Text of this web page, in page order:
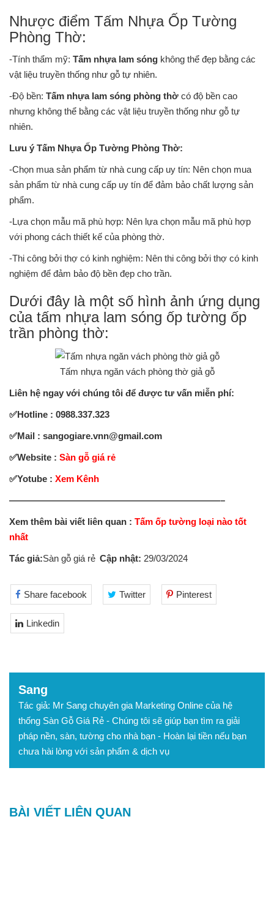
Nhược điểm Tấm Nhựa Ốp Tường
Phòng Thờ:
-Tính thẩm mỹ: Tấm nhựa lam sóng không thể đẹp bằng các
vật liệu truyền thống như gỗ tự nhiên.
-Độ bền: Tấm nhựa lam sóng phòng thờ có độ bền cao
nhưng không thể bằng các vật liệu truyền thống như gỗ tự
nhiên.
Lưu ý Tấm Nhựa Ốp Tường Phòng Thờ:
-Chọn mua sản phẩm từ nhà cung cấp uy tín: Nên chọn mua
sản phẩm từ nhà cung cấp uy tín để đảm bảo chất lượng sản
phẩm.
-Lựa chọn mẫu mã phù hợp: Nên lựa chọn mẫu mã phù hợp
với phong cách thiết kế của phòng thờ.
-Thi công bởi thợ có kinh nghiệm: Nên thi công bởi thợ có kinh
nghiệm để đảm bảo độ bền đẹp cho trần.
Dưới đây là một số hình ảnh ứng dụng
của tấm nhựa lam sóng ốp tường ốp
trần phòng thờ:
Tấm nhựa ngăn vách phòng thờ giả gỗ
Liên hệ ngay với chúng tôi để được tư vấn miễn phí:
✅Hotline : 0988.337.323
✅Mail : sangogiare.vnn@gmail.com
✅Website : Sàn gỗ giá rẻ
✅Yotube : Xem Kênh
———————————————————————–
Xem thêm bài viết liên quan : Tấm ốp tường loại nào tốt
nhất
Tác giả:Sàn gỗ giá rẻ Cập nhật: 29/03/2024
Share facebook Twitter Pinterest
Linkedin
Sang
Tác giả: Mr Sang chuyên gia Marketing Online của hệ
thống Sàn Gỗ Giá Rẻ - Chúng tôi sẽ giúp bạn tìm ra giải
pháp nền, sàn, tường cho nhà bạn - Hoàn lại tiền nếu bạn
chưa hài lòng với sản phẩm & dịch vụ
BÀI VIẾT LIÊN QUAN